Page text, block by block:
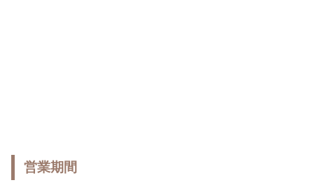
営業期間